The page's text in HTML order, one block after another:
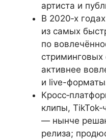
артиста и
В 2020‑х
из самых
по
стриминговых
активнее
и live-
клипы,
— нынче
релиза;